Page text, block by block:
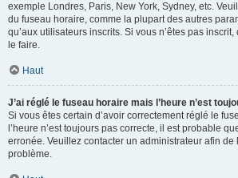
exemple Londres, Paris, New York, Sydney, etc.
du fuseau horaire, comme la plupart des autres
qu’aux utilisateurs inscrits. Si vous n’êtes pas inscrit,
le faire.
Haut
J’ai réglé le fuseau horaire mais l’heure n’est
Si vous êtes certain d’avoir correctement réglé le
l’heure n’est toujours pas correcte, il est probable
erronée. Veuillez contacter un administrateur afin de
problème.